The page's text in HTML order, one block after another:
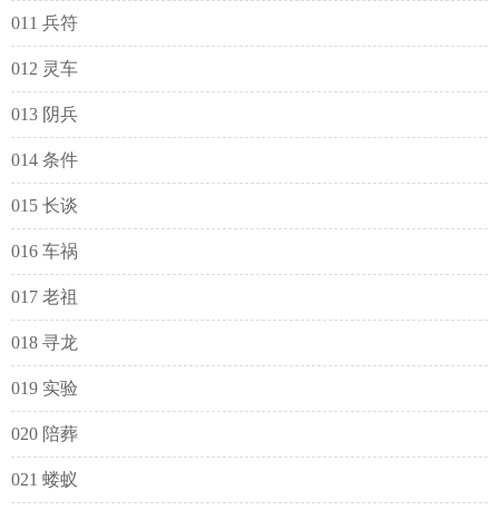
011 兵符
012 灵车
013 阴兵
014 条件
015 长谈
016 车祸
017 老祖
018 寻龙
019 实验
020 陪葬
021 蝼蚁